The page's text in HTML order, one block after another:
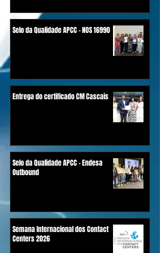
Selo da Qualidade APCC - NOS 16990
Entrega do certificado CM Cascais
Selo da Qualidade APCC - Endesa
Outbound
Semana Internacional dos Contact
Centers 2026